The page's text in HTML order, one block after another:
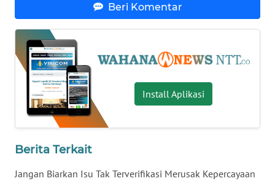
Beri Komentar
Install Aplikasi
Berita Terkait
Jangan Biarkan Isu Tak Terverifikasi Merusak Kepercayaan
WN
SUMBAR
WN
SUMSEL
WN